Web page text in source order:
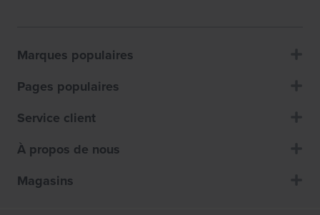
Marques populaires
Pages populaires
Service client
À propos de nous
Magasins